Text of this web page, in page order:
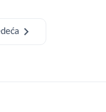
chevron_right